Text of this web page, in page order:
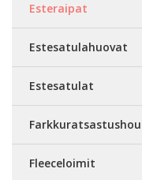
Esteraipat
Estesatulahuovat
Estesatulat
Fleeceloimit